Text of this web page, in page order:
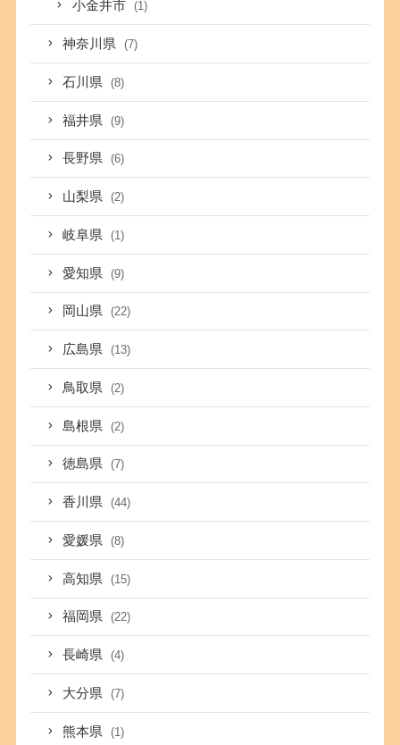
小金井市 (1)
神奈川県 (7)
石川県 (8)
福井県 (9)
長野県 (6)
山梨県 (2)
岐阜県 (1)
愛知県 (9)
岡山県 (22)
広島県 (13)
鳥取県 (2)
島根県 (2)
徳島県 (7)
香川県 (44)
愛媛県 (8)
高知県 (15)
福岡県 (22)
長崎県 (4)
大分県 (7)
熊本県 (1)